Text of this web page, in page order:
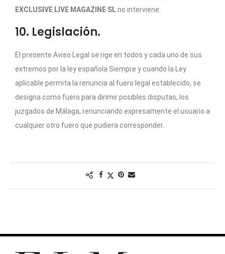
EXCLUSIVE LIVE MAGAZINE SLno interviene.
10. Legislación.
El presente Aviso Legal se rige en todos y cada uno de sus
extremos por la ley española Siempre y cuando la Ley
aplicable permita la renuncia al fuero legal establecido, se
designa como fuero para dirimir posibles disputas, los
juzgados de Málaga, renunciando expresamente el usuario a
cualquier otro fuero que pudiera corresponder.